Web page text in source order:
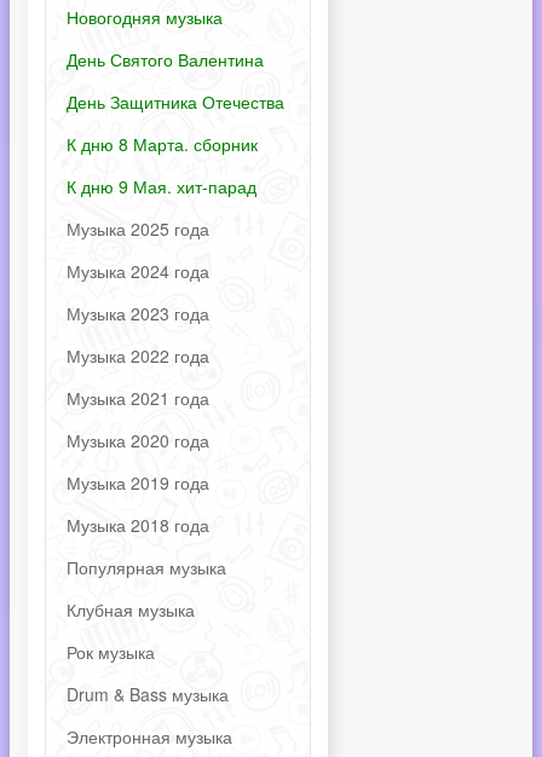
Новогодняя музыка
День Святого Валентина
День Защитника Отечества
К дню 8 Марта. сборник
К дню 9 Мая. хит-парад
Музыка 2025 года
Музыка 2024 года
Музыка 2023 года
Музыка 2022 года
Музыка 2021 года
Музыка 2020 года
Музыка 2019 года
Музыка 2018 года
Популярная музыка
Клубная музыка
Рок музыка
Drum & Bass музыка
Электронная музыка